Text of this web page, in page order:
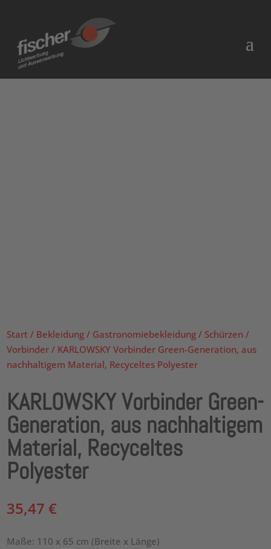
Start / Bekleidung / Gastronomiebekleidung / Schürzen /
Vorbinder / KARLOWSKY Vorbinder Green-Generation, aus
nachhaltigem Material, Recyceltes Polyester
KARLOWSKY Vorbinder Green-
Generation, aus nachhaltigem
Material, Recyceltes
Polyester
35,47€
Maße: 110 x 65 cm (Breite x Länge)